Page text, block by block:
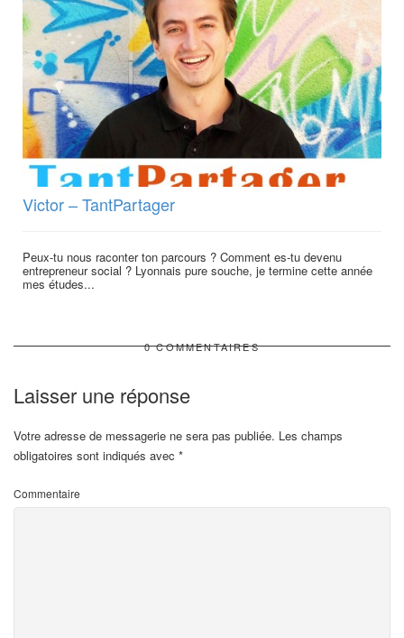
Victor – TantPartager
Peux-tu nous raconter ton parcours ? Comment es-tu devenu
entrepreneur social ? Lyonnais pure souche, je termine cette année
mes études...
0 COMMENTAIRES
Laisser une réponse
Votre adresse de messagerie ne sera pas publiée. Les champs
obligatoires sont indiqués avec *
Commentaire